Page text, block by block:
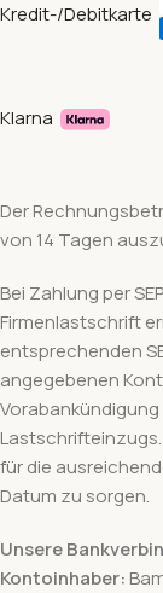
Kredit-/Debitkarte
Klarna
Der
von 14 Tagen
Bei Zahlung per
Firmenlastschrift
entsprechenden
angegebenen
für die
Datum zu sorgen.
Unsere
Kontoinhaber: